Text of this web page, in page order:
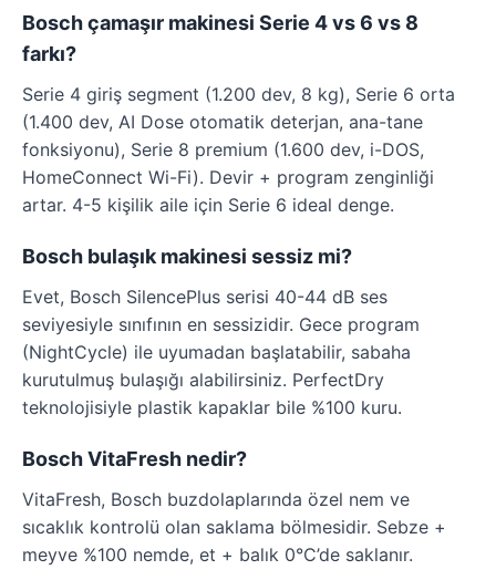
Bosch çamaşır makinesi Serie 4 vs 6 vs 8
farkı?
Serie 4 giriş segment (1.200 dev, 8 kg), Serie 6 orta
(1.400 dev, AI Dose otomatik deterjan, ana-tane
fonksiyonu), Serie 8 premium (1.600 dev, i-DOS,
HomeConnect Wi-Fi). Devir + program zenginliği
artar. 4-5 kişilik aile için Serie 6 ideal denge.
Bosch bulaşık makinesi sessiz mi?
Evet, Bosch SilencePlus serisi 40-44 dB ses
seviyesiyle sınıfının en sessizidir. Gece program
(NightCycle) ile uyumadan başlatabilir, sabaha
kurutulmuş bulaşığı alabilirsiniz. PerfectDry
teknolojisiyle plastik kapaklar bile %100 kuru.
Bosch VitaFresh nedir?
VitaFresh, Bosch buzdolaplarında özel nem ve
sıcaklık kontrolü olan saklama bölmesidir. Sebze +
meyve %100 nemde, et + balık 0°C’de saklanır.